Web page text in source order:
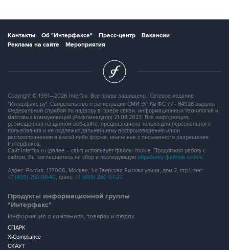
Контакты Об "Интерфаксе" Пресс-центр
Вакансии
Реклама на сайте
Мероприятия
Copyright © 1991—2026 Interfax. Все права защищены. Сетевое издание
"Интерфакс.ру". Свидетельство о регистрации СМИ ЭЛ № ФС 77 - 84928 выдано
Федеральной службой по надзору в сфере связи, информационных технологий и
массовых коммуникаций (Роскомнадзор) 21.03.2023. Вся информация,
размещенная на данном веб-сайте, предназначена только для персонального
пользования и не подлежит дальнейшему воспроизведению и/или
распространению в какой-либо форме, иначе как с письменного разрешения
Интерфакса.
Сайт Interfax.ru (далее – сайт) использует файлы cookie. Продолжая работу с
сайтом, Вы соглашаетесь на сбор и последующую обработку файлов cookie.
Адрес: Россия, 127006, Москва, 1-я Тверская-Ямская улица, дом 2, стр.1, тел.:
+7 (499) 250-98-40, факс: +7 (499) 250-97-27
Продукты информационной группы
"Интерфакс"
Информация о компаниях, товарах и людях
СПАРК
X-Compliance
СКАУТ